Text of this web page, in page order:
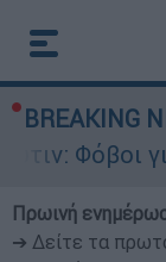
BREAKING
για
Πρωινή
➔ Δείτε τα